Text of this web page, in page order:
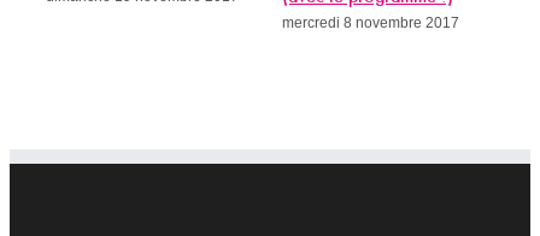
mercredi 8 novembre 2017